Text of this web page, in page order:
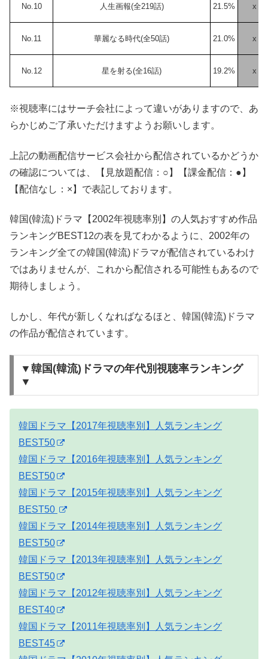
No.10 人生画報(全219話) 21.5% x
No.11 華麗なる時代(全50話) 21.0% x
No.12 星を射る(全16話) 19.2% x
※視聴率にはサーチ会社によって違いがありますので、あ
らかじめご了承いただけますようお願いします。
上記の動画配信サービス会社から配信されているかどうか
の確認については、【見放題配信：○】【課金配信：●】
【配信なし：×】で表記しております。
韓国(韓流)ドラマ【2002年視聴率別】の人気おすすめ作品
ランキングBEST12の表を見てわかるように、2002年の
ランキング全ての韓国(韓流)ドラマが配信されているわけ
ではありませんが、これから配信される可能性もあるので
期待しましょう。
しかし、年代が新しくなればなるほと、韓国(韓流)ドラマ
の作品が配信されています。
▼韓国(韓流)ドラマの年代別視聴率ランキング
▼
韓国ドラマ【2017年視聴率別】人気ランキング
BEST50
韓国ドラマ【2016年視聴率別】人気ランキング
BEST50
韓国ドラマ【2015年視聴率別】人気ランキング
BEST50
韓国ドラマ【2014年視聴率別】人気ランキング
BEST50
韓国ドラマ【2013年視聴率別】人気ランキング
BEST50
韓国ドラマ【2012年視聴率別】人気ランキング
BEST40
韓国ドラマ【2011年視聴率別】人気ランキング
BEST45